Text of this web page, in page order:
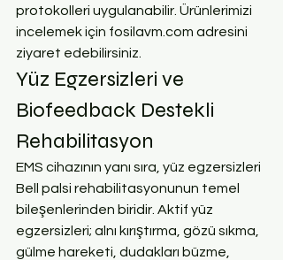
protokolleri uygulanabilir. Ürünlerimizi
incelemek için fosilavm.com adresini
ziyaret edebilirsiniz.
Yüz Egzersizleri ve
Biofeedback Destekli
Rehabilitasyon
EMS cihazının yanı sıra, yüz egzersizleri
Bell palsi rehabilitasyonunun temel
bileşenlerinden biridir. Aktif yüz
egzersizleri; alnı kırıştırma, gözü sıkma,
gülme hareketi, dudakları büzme,